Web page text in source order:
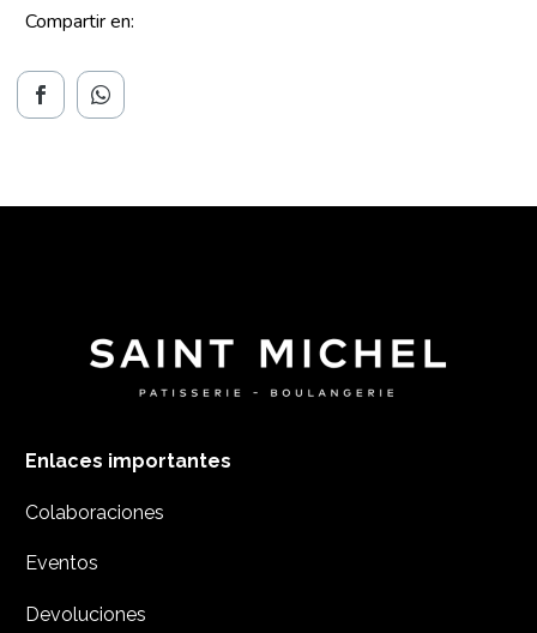
Compartir en:
Enlaces importantes
Colaboraciones
Eventos
Devoluciones